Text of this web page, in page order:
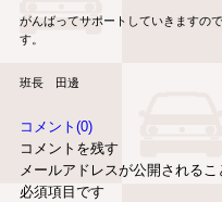
がんばってサポートしていきますの
す。
班長 田邊
コメント(0)
コメントを残す
メールアドレスが公開されるこ
必須項目です